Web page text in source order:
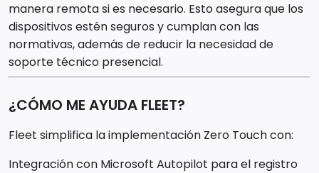
manera remota si es necesario. Esto asegura que los
dispositivos estén seguros y cumplan con las
normativas, además de reducir la necesidad de
soporte técnico presencial.
¿CÓMO ME AYUDA FLEET?
Fleet simplifica la implementación Zero Touch con:
Integración con Microsoft Autopilot para el registro